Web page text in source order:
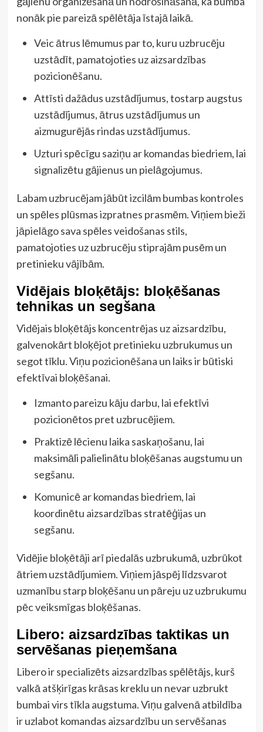
nonāk pie pareizā spēlētāja īstajā laikā.
Veic ātrus lēmumus par to, kuru uzbrucēju
uzstādīt, pamatojoties uz aizsardzības
pozicionēšanu.
Attīsti dažādus uzstādījumus, tostarp augstus
uzstādījumus, ātrus uzstādījumus un
aizmugurējās rindas uzstādījumus.
Uzturi spēcīgu saziņu ar komandas biedriem, lai
signalizētu gājienus un pielāgojumus.
Labam uzbrucējam jābūt izcilām bumbas kontroles
un spēles plūsmas izpratnes prasmēm. Viņiem bieži
jāpielāgo sava spēles veidošanas stils,
pamatojoties uz uzbrucēju stiprajām pusēm un
pretinieku vājībām.
Vidējais bloķētājs: bloķēšanas
tehnikas un segšana
Vidējais bloķētājs koncentrējas uz aizsardzību,
galvenokārt bloķējot pretinieku uzbrukumus un
segot tīklu. Viņu pozicionēšana un laiks ir būtiski
efektīvai bloķēšanai.
Izmanto pareizu kāju darbu, lai efektīvi
pozicionētos pret uzbrucējiem.
Praktizē lēcienu laika saskaņošanu, lai
maksimāli palielinātu bloķēšanas augstumu un
segšanu.
Komunicē ar komandas biedriem, lai
koordinētu aizsardzības stratēģijas un
segšanu.
Vidējie bloķētāji arī piedalās uzbrukumā, uzbrūkot
ātriem uzstādījumiem. Viņiem jāspēj līdzsvarot
uzmanību starp bloķēšanu un pāreju uz uzbrukumu
pēc veiksmīgas bloķēšanas.
Libero: aizsardzības taktikas un
servēšanas pieņemšana
Libero ir specializēts aizsardzības spēlētājs, kurš
valkā atšķirīgas krāsas kreklu un nevar uzbrukt
bumbai virs tīkla augstuma. Viņu galvenā atbildība
ir uzlabot komandas aizsardzību un servēšanas